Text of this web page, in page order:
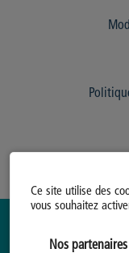
Ce site utilise des
vous souhaitez
Nos partenaires